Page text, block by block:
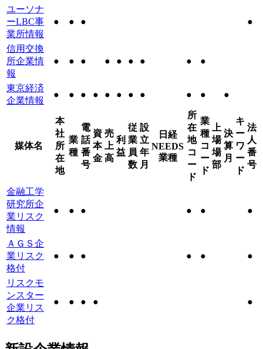
ユーソナ
ーLBC事
業所情報
● ● ● ●
信用交換
所企業情
報
● ● ● ● ● ● ● ● ●
東京経済
企業情報
● ● ● ● ● ● ● ● ● ● ●
媒体名
本
社
所
在
地
業
種
電
話
番
号
資
本
金
売
上
高
利
益
従
業
員
数
設
立
年
月
日経
NEEDS
業種
所
在
地
コ
ー
ド
業
種
コ
ー
ド
上
場
場
部
決
算
月
キ
ー
ワ
ー
ド
法
人
番
号
金融工学
研究所企
業リスク
情報
● ● ● ● ● ●
ＡＧＳ企
業リスク
格付
● ● ● ● ● ●
リスクモ
ンスター
企業リス
ク格付
● ● ● ● ●